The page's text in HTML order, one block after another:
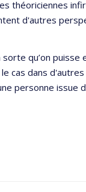
théoriciennes
d'autres
qu’on puisse
cas dans d'autres
personne issue